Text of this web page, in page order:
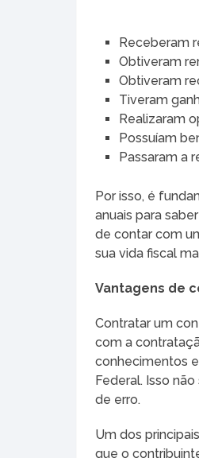
Receberam
Obtiveram
Obtiveram
Tiveram
Realizaram
Possuíam
Passaram a
Por isso, é
anuais para
de contar com
sua vida fiscal
Vantagens de
Contratar um
com a
conhecimentos
Federal. Isso
de erro.
Um dos
que o